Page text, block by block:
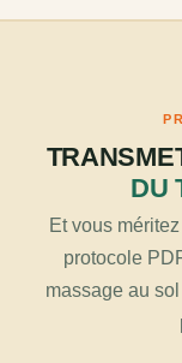
DU
Et vous
protocole
massage au